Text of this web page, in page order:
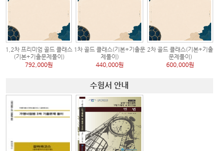
1,2차 프리미엄 골드 클래스
(기본+기출문제풀이)
792,000원
1차 골드 클래스(기본+기출문
제풀이)
440,000원
2차 골드 클래스(기본+기출
문제풀이)
600,000원
수험서 안내